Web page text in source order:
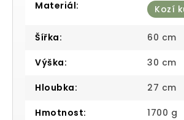
Materiál: Kozí
Šířka: 60 cm
Výška: 30 cm
Hloubka: 27 cm
Hmotnost: 1700 g